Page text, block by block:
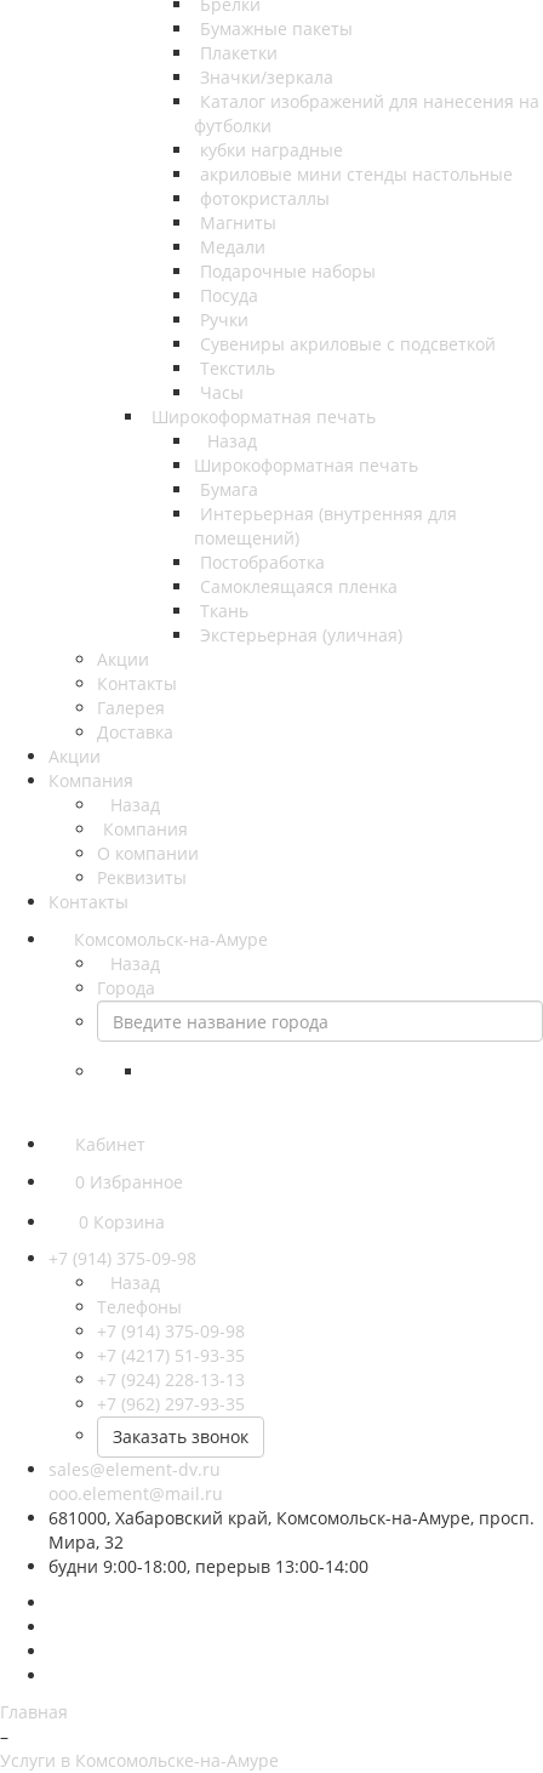
Бумажные пакеты
Плакетки
Значки/зеркала
Каталог изображений для нанесения на
футболки
кубки наградные
акриловые мини стенды настольные
фотокристаллы
Магниты
Медали
Подарочные наборы
Посуда
Ручки
Сувениры акриловые с подсветкой
Текстиль
Часы
Широкоформатная печать
Назад
Широкоформатная печать
Бумага
Интерьерная (внутренняя для
помещений)
Постобработка
Самоклеящаяся пленка
Ткань
Экстерьерная (уличная)
Акции
Контакты
Галерея
Доставка
Акции
Компания
Назад
Компания
О компании
Реквизиты
Контакты
Комсомольск-на-Амуре
Назад
Города
Кабинет
0 Избранное
0 Корзина
+7 (914) 375-09-98
Назад
Телефоны
+7 (914) 375-09-98
+7 (4217) 51-93-35
+7 (924) 228-13-13
+7 (962) 297-93-35
Заказать звонок
sales@element-dv.ru
ooo.element@mail.ru
681000, Хабаровский край, Комсомольск-на-Амуре, просп.
Мира, 32
будни 9:00-18:00, перерыв 13:00-14:00
Главная
–
Услуги в Комсомольске-на-Амуре